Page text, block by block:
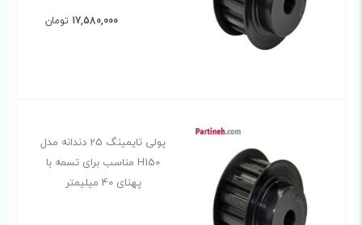
17,580,000 تومان
پولی تایمینگ 25 دندانه مدل
H150 مناسب برای تسمه با
پهنای 40 میلیمتر